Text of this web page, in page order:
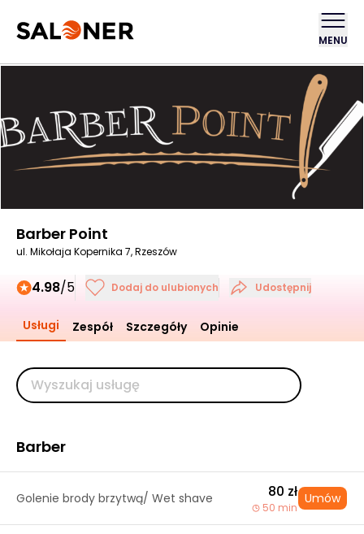
MENU
Barber Point
ul. Mikołaja Kopernika 7, Rzeszów
4.98/5 Dodaj do ulubionych Udostępnij
Usługi Zespół Szczegóły Opinie
Barber
Golenie brody brzytwą/ Wet shave 80 zł
50 min
Umów